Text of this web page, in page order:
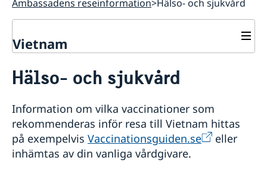
Ambassadens reseinformation Hälso- och sjukvård
Vietnam
Hjälp till svenskar i Vietnam
Pass
Provisoriskt pass
Allmänt om samordningsnummer
Begäran om samordningsnummer i Vietnam
Legaliseringar
Avgifter
Gifta sig i Vietnam
Ambassadens reseinformation
Aktuella händelser
Allmänt om resmålet och säkerhetsläget
Hälso- och sjukvård
Information om vilka vaccinationer som
rekommenderas inför resa till Vietnam hittas
på exempelvis Vaccinationsguiden.se
eller
inhämtas av din vanliga vårdgivare.